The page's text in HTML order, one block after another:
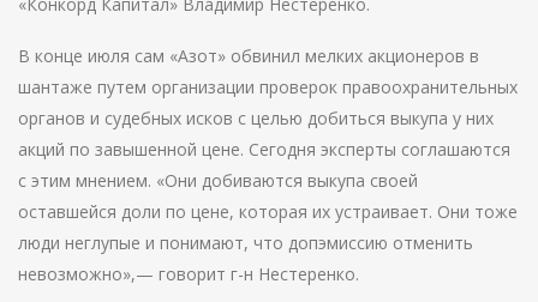
В конце июля сам «Азот» обвинил мелких акционеров в
шантаже путем организации проверок правоохранительных
органов и судебных исков с целью добиться выкупа у них
акций по завышенной цене. Сегодня эксперты соглашаются
с этим мнением. «Они добиваются выкупа своей
оставшейся доли по цене, которая их устраивает. Они тоже
люди неглупые и понимают, что допэмиссию отменить
невозможно»,— говорит г-н Нестеренко.